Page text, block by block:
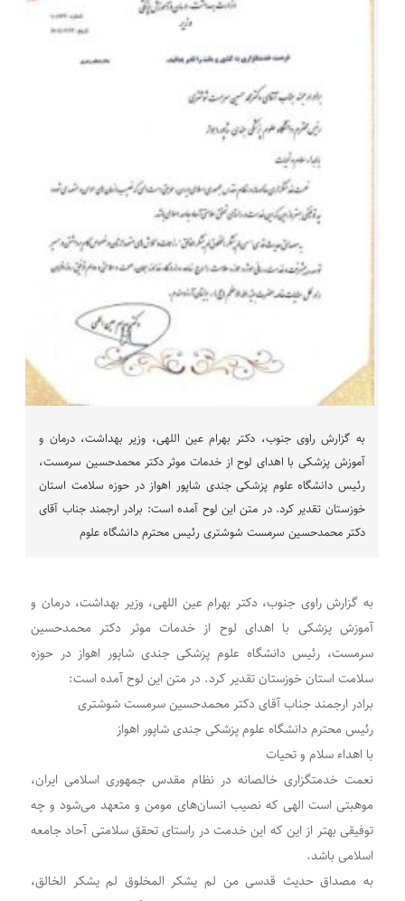
به گزارش راوی جنوب، دکتر بهرام عین اللهی، وزیر بهداشت، درمان و
آموزش پزشکی با اهدای لوح از خدمات موثر دکتر محمدحسین سرمست،
رئیس دانشگاه علوم پزشکی جندی شاپور اهواز در حوزه سلامت استان
خوزستان تقدیر کرد. در متن این لوح آمده است: برادر ارجمند جناب آقای
دکتر محمدحسین سرمست شوشتری رئیس محترم دانشگاه علوم
به گزارش راوی جنوب، دکتر بهرام عین اللهی، وزیر بهداشت، درمان و
آموزش پزشکی با اهدای لوح از خدمات موثر دکتر محمدحسین
سرمست، رئیس دانشگاه علوم پزشکی جندی شاپور اهواز در حوزه
سلامت استان خوزستان تقدیر کرد. در متن این لوح آمده است:
برادر ارجمند جناب آقای دکتر محمدحسین سرمست شوشتری
رئیس محترم دانشگاه علوم پزشکی جندی شاپور اهواز
با اهداء سلام و تحیات
نعمت خدمتگزاری خالصانه در نظام مقدس جمهوری اسلامی ایران،
موهبتی است الهی که نصیب انسان‌های مومن و متعهد می‌شود و چه
توفیقی بهتر از این که این خدمت در راستای تحقق سلامتی آحاد جامعه
اسلامی باشد.
به مصداق حدیث قدسی من لم یشکر المخلوق لم یشکر الخالق،